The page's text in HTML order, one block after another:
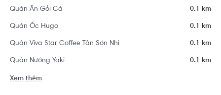
Quán Ăn Gỏi Cá 0.1 km
Quán Ốc Hugo 0.1 km
Quán Viva Star Coffee Tân Sơn Nhì 0.1 km
Quán Nướng Yaki 0.1 km
Xem thêm